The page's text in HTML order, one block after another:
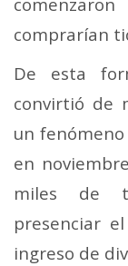
comprarían
De esta
convirtió de
un
en
miles de
presenciar
ingreso de